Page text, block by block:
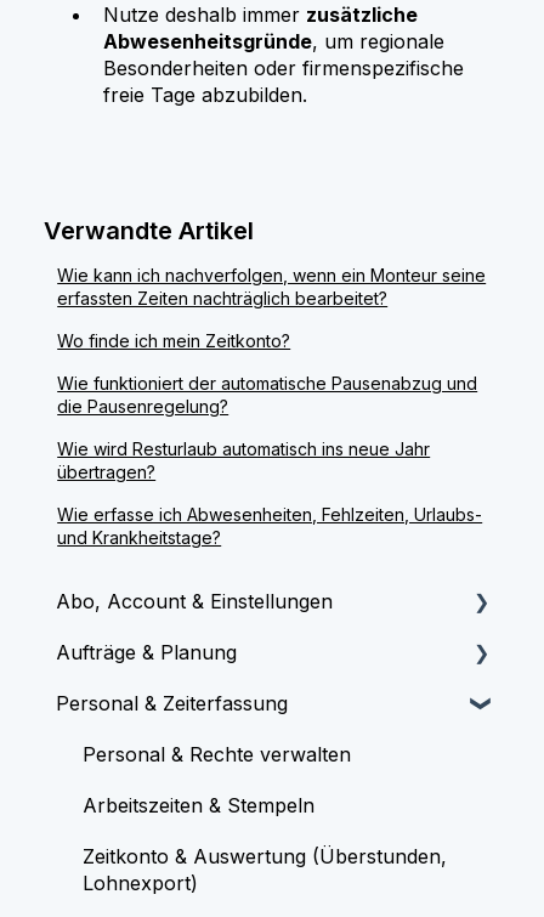
Nutze deshalb immer zusätzliche
Abwesenheitsgründe, um regionale
Besonderheiten oder firmenspezifische
freie Tage abzubilden.
Verwandte Artikel
Wie kann ich nachverfolgen, wenn ein Monteur seine
erfassten Zeiten nachträglich bearbeitet?
Wo finde ich mein Zeitkonto?
Wie funktioniert der automatische Pausenabzug und
die Pausenregelung?
Wie wird Resturlaub automatisch ins neue Jahr
übertragen?
Wie erfasse ich Abwesenheiten, Fehlzeiten, Urlaubs-
und Krankheitstage?
Abo, Account & Einstellungen
Onboarding & Start
Lizenzen & Abrechnung
System & Grundeinstellungen
Fehlerbehebung & Technische Hilfe
Aufträge & Planung
Aufträge & Termine erstellen
Plantafel & Kalender
Mobile Dokumentation & Protokolle
Auswertung & Übersicht
Personal & Zeiterfassung
Personal & Rechte verwalten
Arbeitszeiten & Stempeln
Zeitkonto & Auswertung (Überstunden,
Lohnexport)